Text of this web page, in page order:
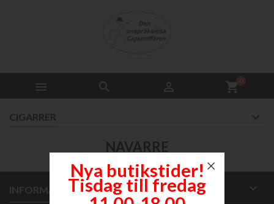
   shopping_cart
CIGARRER
NAVARRE
INFORMATION 
Nya butikstider!
Tisdag till fredag